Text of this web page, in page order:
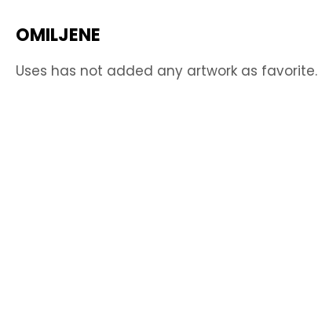
OMILJENE
Uses has not added any artwork as favorite.